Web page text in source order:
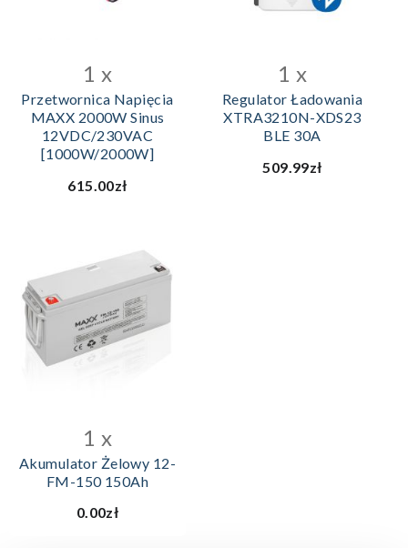
1 x
Przetwornica Napięcia
MAXX 2000W Sinus
12VDC/230VAC
[1000W/2000W]
615.00zł
1 x
Regulator Ładowania
XTRA3210N-XDS23
BLE 30A
509.99zł
1 x
Akumulator Żelowy 12-
FM-150 150Ah
0.00zł